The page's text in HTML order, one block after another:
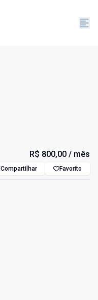
R$ 800,00 / mês
Compartilhar Favorito